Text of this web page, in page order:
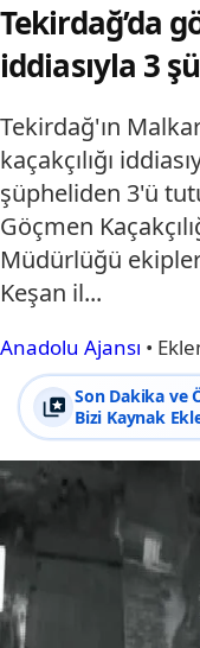
Tekirdağ’da
iddiasıyla 3
Tekirdağ'ın
kaçakçılığı
şüpheliden 3'ü
Göçmen
Müdürlüğü
Keşan il...
Anadolu Ajansı •
Son Dakika ve
Bizi Kaynak